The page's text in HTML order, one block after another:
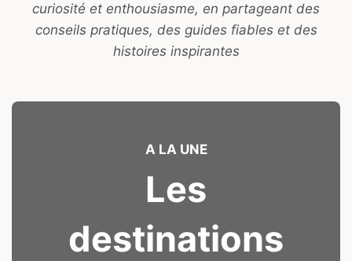
curiosité et enthousiasme, en partageant des
conseils pratiques, des guides fiables et des
histoires inspirantes
A LA UNE
Les
destinations